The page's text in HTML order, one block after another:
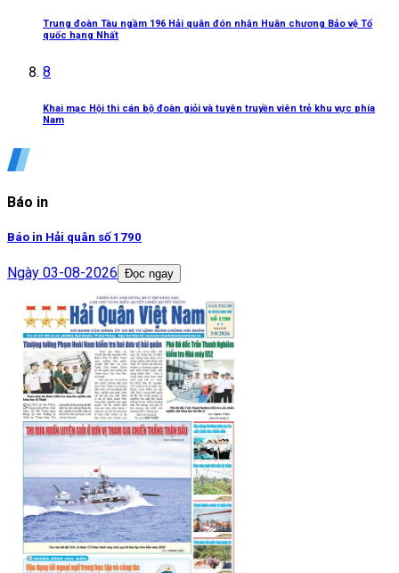
Trung đoàn Tàu ngầm 196 Hải quân đón nhận Huân chương Bảo vệ Tổ
quốc hạng Nhất
8
Khai mạc Hội thi cán bộ đoàn giỏi và tuyên truyền viên trẻ khu vực phía
Nam
Báo in
Báo in Hải quân số 1790
Ngày 03-08-2026 Đọc ngay